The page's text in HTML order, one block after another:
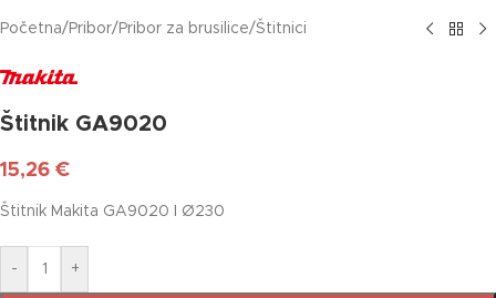
Početna/ Pribor/ Pribor za brusilice/Štitnici
Štitnik GA9020
15,26 €
Štitnik Makita GA9020 I Ø230
- +